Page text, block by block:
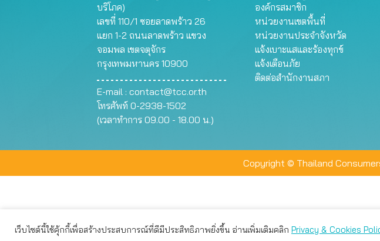
บริโภค)
เลขที่ 110/1 ซอยลาดพร้าว 26
แยก 1-2 ถนนลาดพร้าว แขวง
จอมพล เขตจตุจักร
กรุงเทพมหานคร 10900
E-mail : contact@tcc.or.th
โทรศัพท์ 0-2938-1502
(เวลาทำการ 09.00 - 18.00 น.)
องค์กรสมาชิก
หน่วยงานเขตพื้นที่
หน่วยงานประจำจังหวัด
แจ้งเบาะแสและร้องทุกข์
แจ้งเตือนภัย
ติดต่อสำนักงานสภา
Copyright © Thailand
เว็บไซต์นี้ใช้คุ้กกี้เพื่อสร้างประสบการณ์ที่ดีมีประสิทธิภาพยิ่งขึ้น อ่านเพิ่มเติมคลิก Privacy & Cookies
เว็บไซต์นี้ใช้คุกกี้เพื่อมอบประสบการณ์การใช้งานที่ดีให้แก่ท่าน คุณสามารถเลือกตั้งค่าความเ